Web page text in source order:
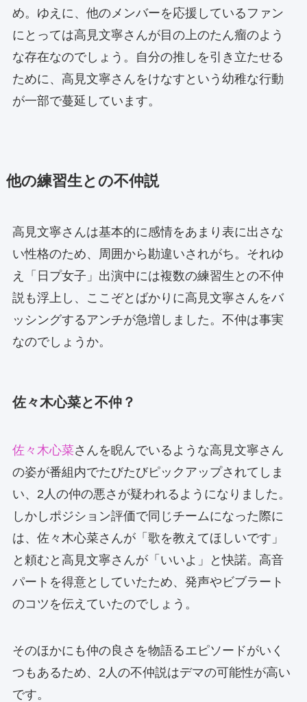
め。ゆえに、他のメンバーを応援しているファン
にとっては高見文寧さんが目の上のたん瘤のよう
な存在なのでしょう。自分の推しを引き立たせる
ために、高見文寧さんをけなすという幼稚な行動
が一部で蔓延しています。
他の練習生との不仲説
高見文寧さんは基本的に感情をあまり表に出さな
い性格のため、周囲から勘違いされがち。それゆ
え「日プ女子」出演中には複数の練習生との不仲
説も浮上し、ここぞとばかりに高見文寧さんをバ
ッシングするアンチが急増しました。不仲は事実
なのでしょうか。
佐々木心菜と不仲？
佐々木心菜さんを睨んでいるような高見文寧さん
の姿が番組内でたびたびピックアップされてしま
い、2人の仲の悪さが疑われるようになりました。
しかしポジション評価で同じチームになった際に
は、佐々木心菜さんが「歌を教えてほしいです」
と頼むと高見文寧さんが「いいよ」と快諾。高音
パートを得意としていたため、発声やビブラート
のコツを伝えていたのでしょう。
そのほかにも仲の良さを物語るエピソードがいく
つもあるため、2人の不仲説はデマの可能性が高い
です。